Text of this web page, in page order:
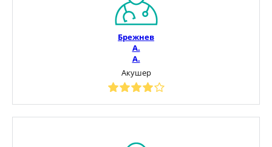
Брежнев
А.
А.
Акушер